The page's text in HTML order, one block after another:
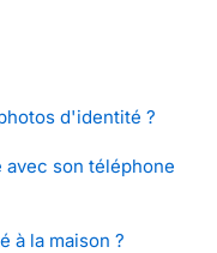
d'identité ?
son téléphone
à la maison ?